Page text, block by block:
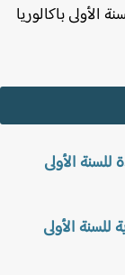
باكالوريا
الأولى
الأولى